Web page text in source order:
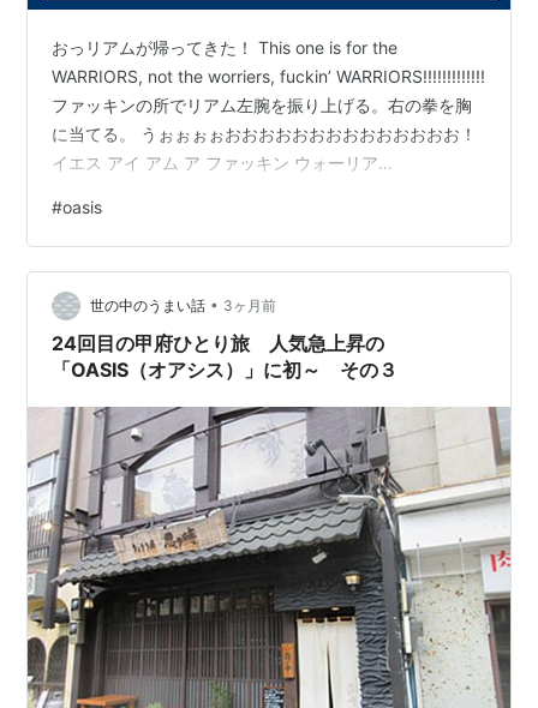
おっリアムが帰ってきた！ This one is for the
WARRIORS, not the worriers, fuckin’ WARRIORS!!!!!!!!!!!!!
ファッキンの所でリアム左腕を振り上げる。右の拳を胸
に当てる。 うぉぉぉぉおおおおおおおおおおおおおお！
イエス アイ アム ア ファッキン ウォーリア
そして突き上げる！ D'you Know What I Mean！ 初めて
ライブで聴いた！！超かっこいい！！！ そしてノー！ア
イドンノー！ バットイッツオールライト！！！ 長い曲だ
けどあっという間に終わり、またリアム…
#oasis
世の中のうまい話 • 3ヶ月前
24回目の甲府ひとり旅 人気急上昇の
「OASIS（オアシス）」に初～ その３